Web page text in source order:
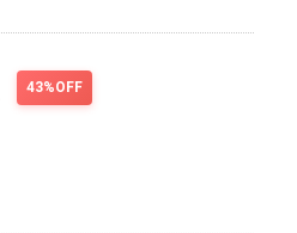
43%OFF